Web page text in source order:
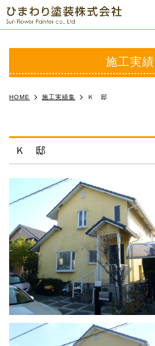
施工実
HOME 施工実績集 Ｋ 邸
Ｋ 邸